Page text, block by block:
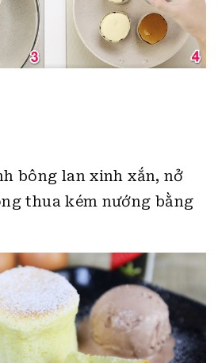
bông lan xinh xắn, nở
thua kém nướng bằng